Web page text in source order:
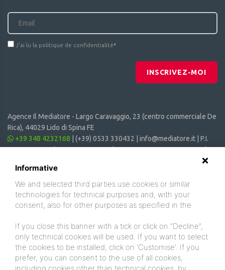
J'ai lu la politique de confidentialité*
INSCRIVEZ-MOI
Agence Il Mediatore - Largo Caravaggio, 23 (centro commerciale De
Rica), 44029 Lido di Spina FE
+39 348 4232168
(+39) 0533 330432 info@mediatore.it | P.I.
01014620387 | CF 00870440385 | CIN: IT038006B4SVSM6JCV |
Informative
We and selected third parties use cookies or similar
technologies for technical purposes and, with your
consent, also for other purposes as specified in the
.
If you close this banner with a tick or click on "Decline",
only technical cookies will be used. If you want to select
the cookies to be installed, click on 'Customise'. If you
prefer, you can consent to the use of all cookies,